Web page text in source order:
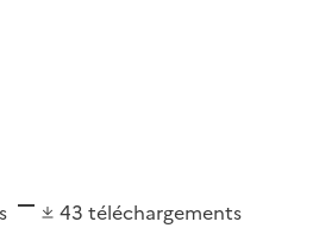
43 téléchargements